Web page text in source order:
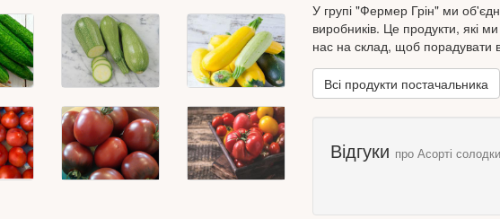
Найбільшого поширення всіх
розводити в промислових
овочевого перцю дуже висока,
цукру та 1,5% білка. Він є
серед овочів за вмістом
У складі мікроелементів
трохи менше міді, марганцю,
травлення та збуджує апетит.
цукру, має кровотворний та
У групі "Фермер Грін" ми
виробників. Це продукти, які
нас на склад, щоб порадувати
Всі продукти постачальника
Відгуки про Асорті